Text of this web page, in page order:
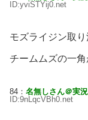
ID:yviSTYij0.net
モズライジン取り
チームムズの一角
84： 名無しさん＠実
ID:9nLqcVBh0.net